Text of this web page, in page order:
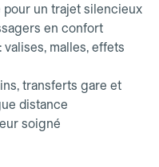
un trajet silencieux
en confort
malles, effets
transferts gare et
distance
soigné